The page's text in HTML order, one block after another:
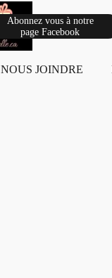
Abonnez vous à notre
page Facebook
NOUS JOINDRE